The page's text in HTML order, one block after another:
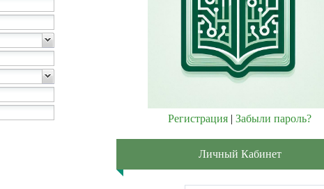
Регистрация | Забыли пароль?
Личный Кабинет